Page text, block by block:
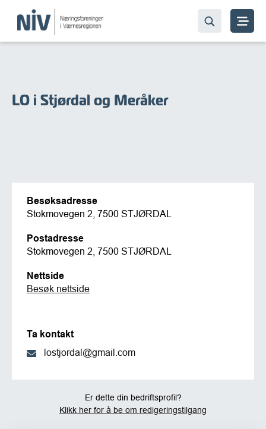
LO i Stjørdal og Meråker
Besøksadresse
Stokmovegen 2, 7500 STJØRDAL
Postadresse
Stokmovegen 2, 7500 STJØRDAL
Nettside
Besøk nettside
Ta kontakt
lostjordal@gmail.com
Er dette din bedriftsprofil?
Klikk her for å be om redigeringstilgang